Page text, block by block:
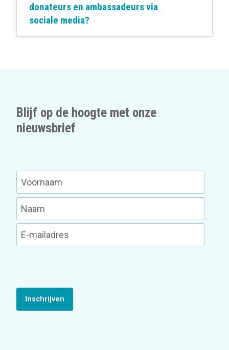
donateurs en ambassadeurs via
sociale media?
Blijf op de hoogte met onze
nieuwsbrief
Inschrijven